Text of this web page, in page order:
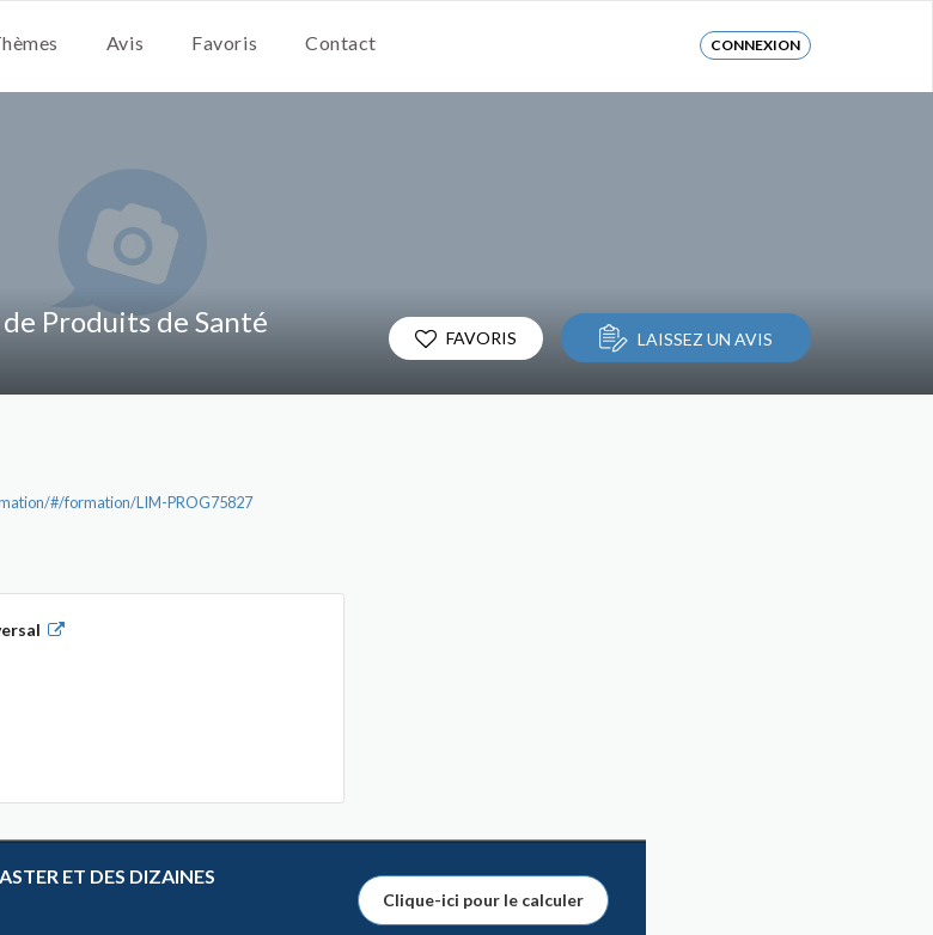
Avis Favoris Contact CONNEXION
Produits de Santé
#/formation/LIM-PROG75827
FAVORIS LAISSEZ UN AVIS
ET DES DIZAINES
Clique-ici pour le calculer